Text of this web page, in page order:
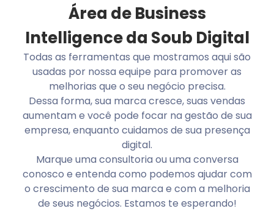
Área de Business
Intelligence da Soub Digital
Todas as ferramentas que mostramos aqui são
usadas por nossa equipe para promover as
melhorias que o seu negócio precisa.
Dessa forma, sua marca cresce, suas vendas
aumentam e você pode focar na gestão de sua
empresa, enquanto cuidamos de sua presença
digital.
Marque uma consultoria ou uma conversa
conosco e entenda como podemos ajudar com
o crescimento de sua marca e com a melhoria
de seus negócios. Estamos te esperando!